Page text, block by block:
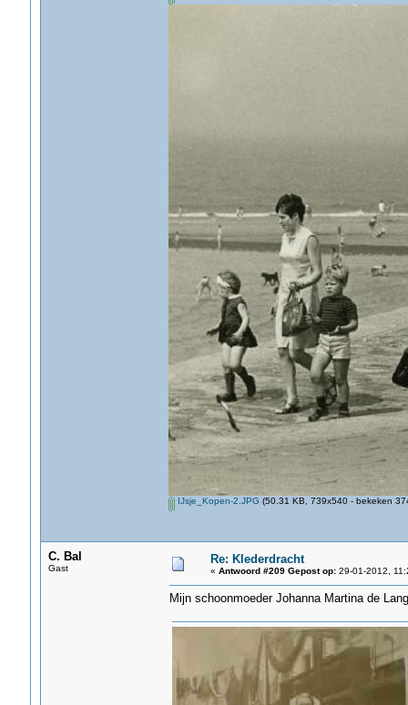
IJsje_Kopen-2.JPG (50.31 KB, 739x540 - bekeken
C. Bal
Gast
Re: Klederdracht
« Antwoord #209 Gepost op:29-01-2012,
Mijn schoonmoeder Johanna Martina de